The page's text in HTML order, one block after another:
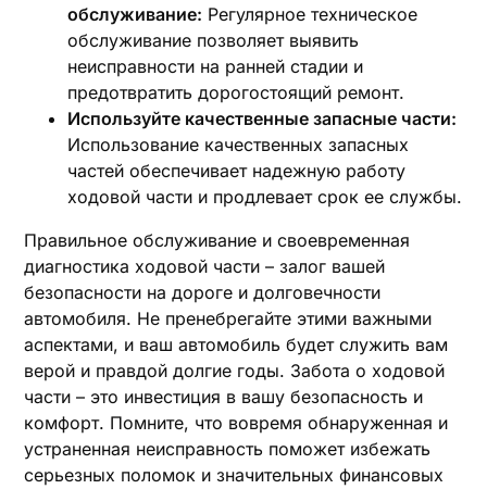
обслуживание: Регулярное техническое
обслуживание позволяет выявить
неисправности на ранней стадии и
предотвратить дорогостоящий ремонт.
Используйте качественные запасные части:
Использование качественных запасных
частей обеспечивает надежную работу
ходовой части и продлевает срок ее службы.
Правильное обслуживание и своевременная
диагностика ходовой части – залог вашей
безопасности на дороге и долговечности
автомобиля. Не пренебрегайте этими важными
аспектами, и ваш автомобиль будет служить вам
верой и правдой долгие годы. Забота о ходовой
части – это инвестиция в вашу безопасность и
комфорт. Помните, что вовремя обнаруженная и
устраненная неисправность поможет избежать
серьезных поломок и значительных финансовых